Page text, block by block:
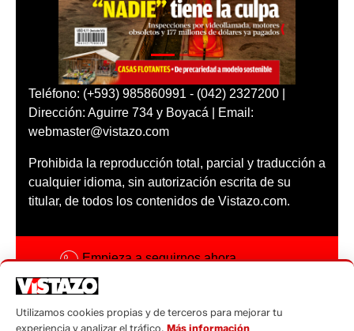
Teléfono: (+593) 985860991 - (042) 2327200 |
Dirección: Aguirre 734 y Boyacá | Email:
webmaster@vistazo.com
Prohibida la reproducción total, parcial y traducción a
cualquier idioma, sin autorización escrita de su
titular, de todos los contenidos de Vistazo.com.
Empieza a seguirnos ahora
Código ética
Utilizamos cookies propias y de terceros para mejorar tu
experiencia y analizar el tráfico. Más información